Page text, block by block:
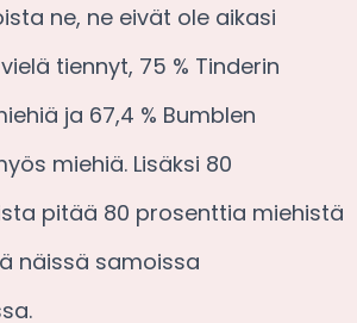
ne, ne eivät ole aikasi
tiennyt, 75 % Tinderin
ja 67,4 % Bumblen
miehiä. Lisäksi 80
pitää 80 prosenttia miehistä
näissä samoissa